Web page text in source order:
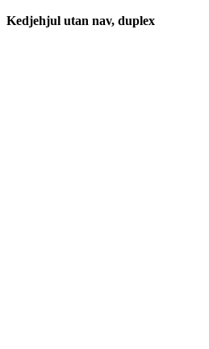
Kedjehjul utan nav, duplex